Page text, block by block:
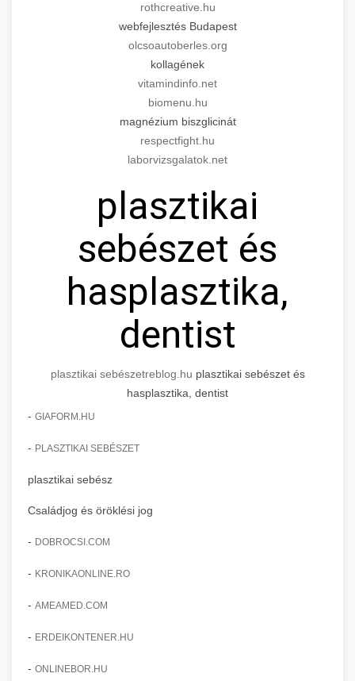
rothcreative.hu
webfejlesztés Budapest
olcsoautoberles.org
kollagének
vitamindinfo.net
biomenu.hu
magnézium biszglicinát
respectfight.hu
laborvizsgalatok.net
plasztikai
sebészet és
hasplasztika,
dentist
plasztikai sebészetreblog.hu plasztikai sebészet és
hasplasztika, dentist
- GIAFORM.HU
- PLASZTIKAI SEBÉSZET
plasztikai sebész
Családjog és öröklési jog
- DOBROCSI.COM
- KRONIKAONLINE.RO
- AMEAMED.COM
- ERDEIKONTENER.HU
- ONLINEBOR.HU